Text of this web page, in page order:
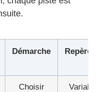
Démarche Repère
Choisir